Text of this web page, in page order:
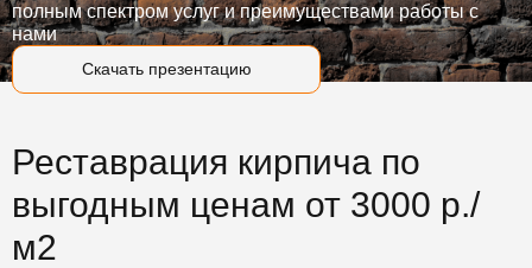
Скачать презентацию
полным спектром услуг и преимуществами работы с
нами
Реставрация кирпича по
выгодным ценам от 3000 р./
м2